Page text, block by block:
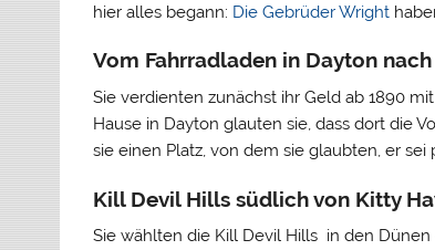
hier alles begann: Die Gebrüder Wright
Vom Fahrradladen in Dayton
Sie verdienten zunächst ihr Geld ab 1890
Hause in Dayton glauten sie, dass dort die
sie einen Platz, von dem sie glaubten, er sei
Kill Devil Hills südlich von Kitty
Sie wählten die Kill Devil Hills in den